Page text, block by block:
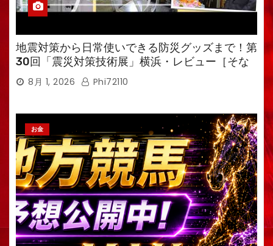
地震対策から日常使いできる防災グッズまで！第
30回「震災対策技術展」横浜・レビュー［そな
えるTV・高荷智也］
8月 1, 2026 Phi72110
お金